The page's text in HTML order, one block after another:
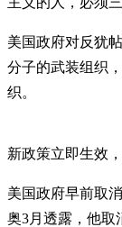
美国政府对反犹
分子的武装组织
织。
新政策立即生效
美国政府早前取
奥3月透露，他取